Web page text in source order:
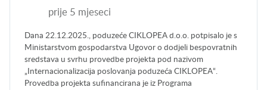
prije 5 mjeseci
Dana 22.12.2025., poduzeće CIKLOPEA d.o.o. potpisalo je s
Ministarstvom gospodarstva Ugovor o dodjeli bespovratnih
sredstava u svrhu provedbe projekta pod nazivom
„Internacionalizacija poslovanja poduzeća CIKLOPEA“.
Provedba projekta sufinancirana je iz Programa